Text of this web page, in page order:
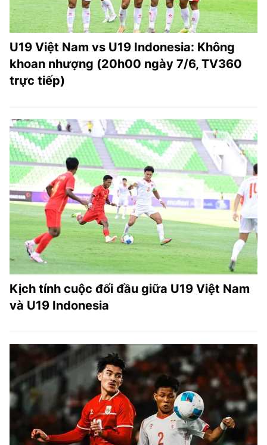
U19 Việt Nam vs U19 Indonesia: Không
khoan nhượng (20h00 ngày 7/6, TV360
trực tiếp)
Kịch tính cuộc đối đầu giữa U19 Việt Nam
và U19 Indonesia